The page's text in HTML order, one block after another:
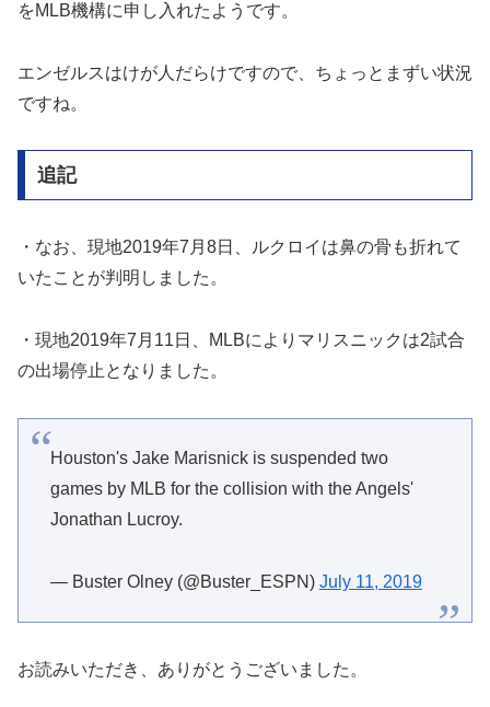
をMLB機構に申し入れたようです。
エンゼルスはけが人だらけですので、ちょっとまずい状況
ですね。
追記
・なお、現地2019年7月8日、ルクロイは鼻の骨も折れて
いたことが判明しました。
・現地2019年7月11日、MLBによりマリスニックは2試合
の出場停止となりました。
Houston's Jake Marisnick is suspended two
games by MLB for the collision with the Angels'
Jonathan Lucroy.
— Buster Olney (@Buster_ESPN) July 11, 2019
お読みいただき、ありがとうございました。